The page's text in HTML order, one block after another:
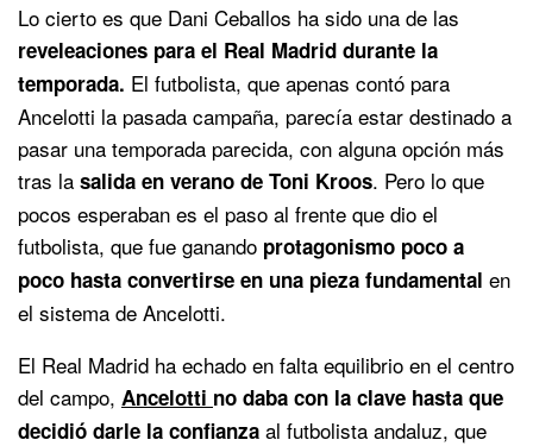
Lo cierto es que Dani Ceballos ha sido una de las
reveleaciones para el Real Madrid durante la
temporada. El futbolista, que apenas contó para
Ancelotti la pasada campaña, parecía estar destinado a
pasar una temporada parecida, con alguna opción más
tras la salida en verano de Toni Kroos. Pero lo que
pocos esperaban es el paso al frente que dio el
futbolista, que fue ganando protagonismo poco a
poco hasta convertirse en una pieza fundamental en
el sistema de Ancelotti.
El Real Madrid ha echado en falta equilibrio en el centro
del campo, Ancelotti no daba con la clave hasta que
decidió darle la confianza al futbolista andaluz, que